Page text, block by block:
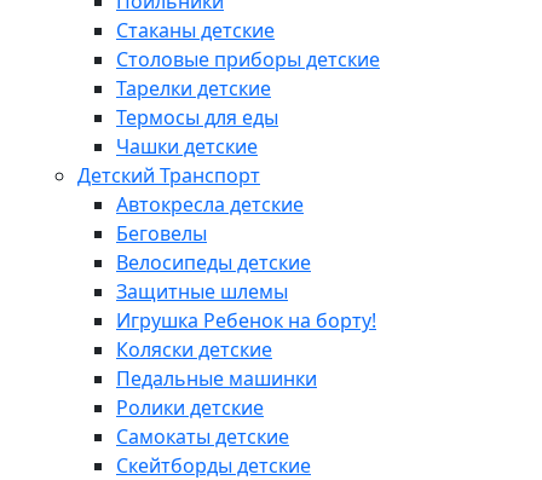
Стаканы детские
Столовые приборы детские
Тарелки детские
Термосы для еды
Чашки детские
Детский Транспорт
Автокресла детские
Беговелы
Велосипеды детские
Защитные шлемы
Игрушка Ребенок на борту!
Коляски детские
Педальные машинки
Ролики детские
Самокаты детские
Скейтборды детские